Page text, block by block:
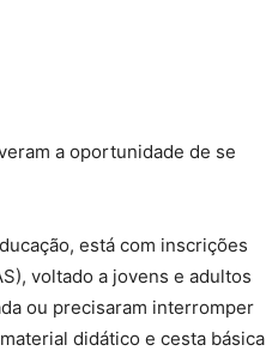
a oportunidade de se
está com inscrições
voltado a jovens e adultos
ou precisaram interromper
didático e cesta básica